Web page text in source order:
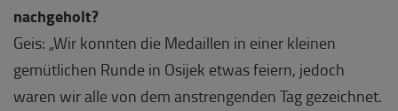
nachgeholt?
Geis: „Wir konnten die Medaillen in einer kleinen
gemütlichen Runde in Osijek etwas feiern, jedoch
waren wir alle von dem anstrengenden Tag gezeichnet.